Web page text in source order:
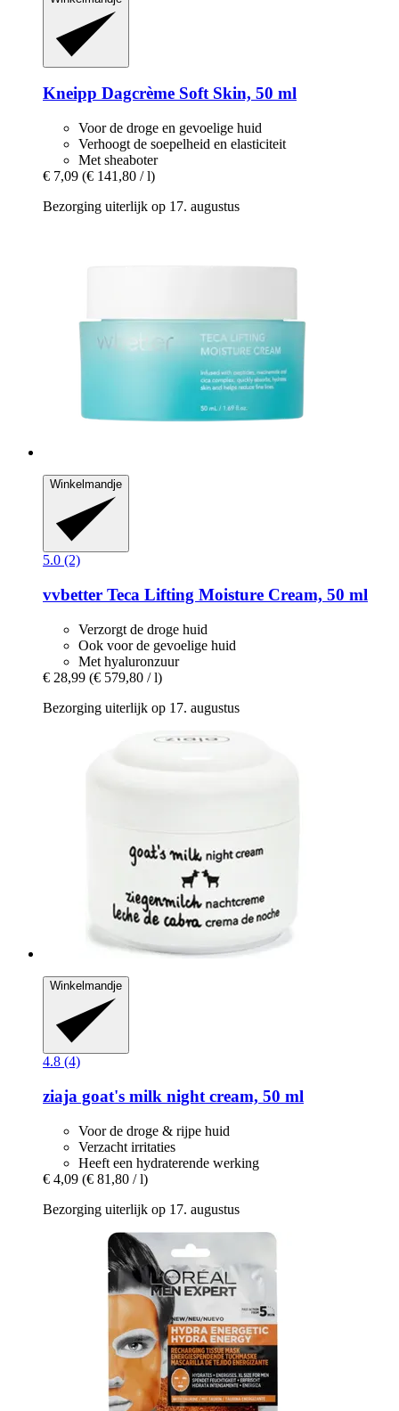
Kneipp Dagcrème Soft Skin, 50 ml
Voor de droge en gevoelige huid
Verhoogt de soepelheid en elasticiteit
Met sheaboter
€ 7,09 (€ 141,80 / l)
Bezorging uiterlijk op 17. augustus
Winkelmandje
5.0 (2)
vvbetter Teca Lifting Moisture Cream, 50 ml
Verzorgt de droge huid
Ook voor de gevoelige huid
Met hyaluronzuur
€ 28,99 (€ 579,80 / l)
Bezorging uiterlijk op 17. augustus
Winkelmandje
4.8 (4)
ziaja goat's milk night cream, 50 ml
Voor de droge & rijpe huid
Verzacht irritaties
Heeft een hydraterende werking
€ 4,09 (€ 81,80 / l)
Bezorging uiterlijk op 17. augustus